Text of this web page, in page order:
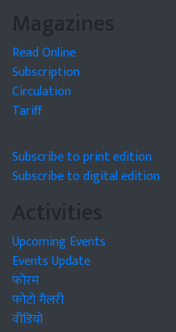
Magazines
Read Online
Subscription
Circulation
Tariff
Subscribe to print edition
Subscribe to digital edition
Activities
Upcoming Events
Events Update
फोरम
फोटो गैलरी
वीडियो